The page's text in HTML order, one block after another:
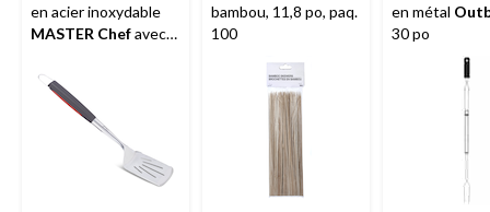
en acier inoxydable
MASTER Chefavec
bambou, 11,8 po, paq.
100
en métal
30 po